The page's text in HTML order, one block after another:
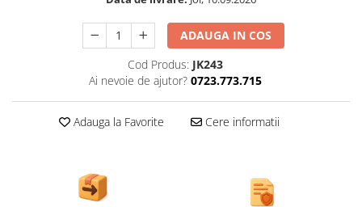
Cismea stradala / gradina
Magazie pubele / tomberoane
Mobilier urban DIZABILITATI
ADAUGA IN COS
Cod Produs: JK243
Ai nevoie de ajutor? 0723.773.715
Adauga la Favorite Cere informatii